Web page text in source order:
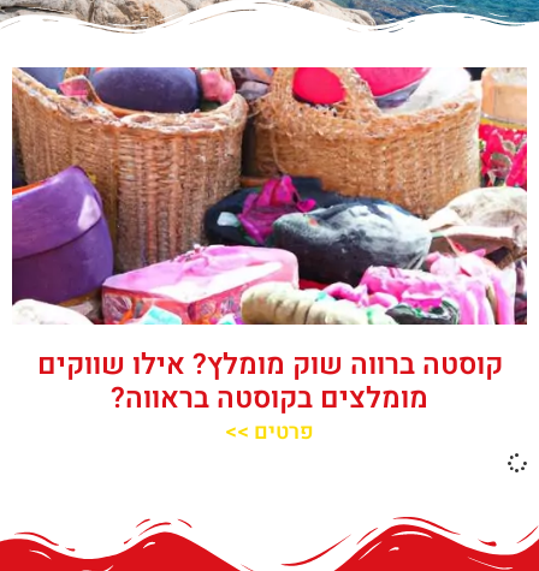
קוסטה ברווה שוק מומלץ? אילו שווקים
מומלצים בקוסטה בראווה?
פרטים >>